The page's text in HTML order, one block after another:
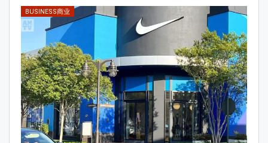
BUSINESS商业